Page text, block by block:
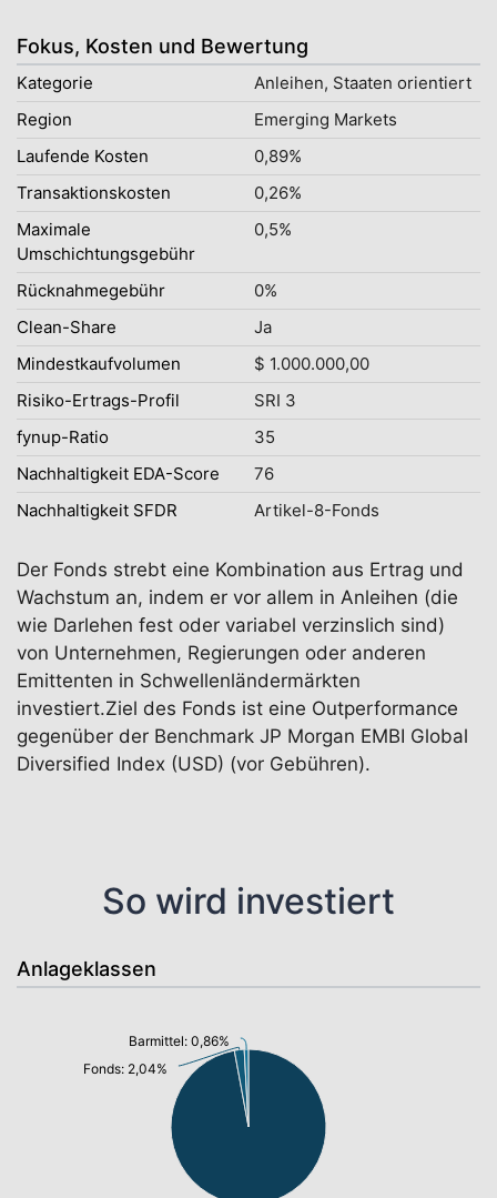
Fokus, Kosten und Bewertung
Kategorie
Anleihen, Staaten orientiert
Region
Emerging Markets
Laufende Kosten
0,89%
Transaktionskosten
0,26%
Maximale
Umschichtungsgebühr
0,5%
Rücknahmegebühr
0%
Clean-Share
Ja
Mindestkaufvolumen
$ 1.000.000,00
Risiko-Ertrags-Profil
SRI 3
fynup-Ratio
35
Nachhaltigkeit EDA-Score
76
Nachhaltigkeit SFDR
Artikel-8-Fonds
Der Fonds strebt eine Kombination aus Ertrag und
Wachstum an, indem er vor allem in Anleihen (die
wie Darlehen fest oder variabel verzinslich sind)
von Unternehmen, Regierungen oder anderen
Emittenten in Schwellenländermärkten
investiert.Ziel des Fonds ist eine Outperformance
gegenüber der Benchmark JP Morgan EMBI Global
Diversified Index (USD) (vor Gebühren).
So wird investiert
Anlageklassen
Fonds: 2,04%
Barmittel: 0,86%